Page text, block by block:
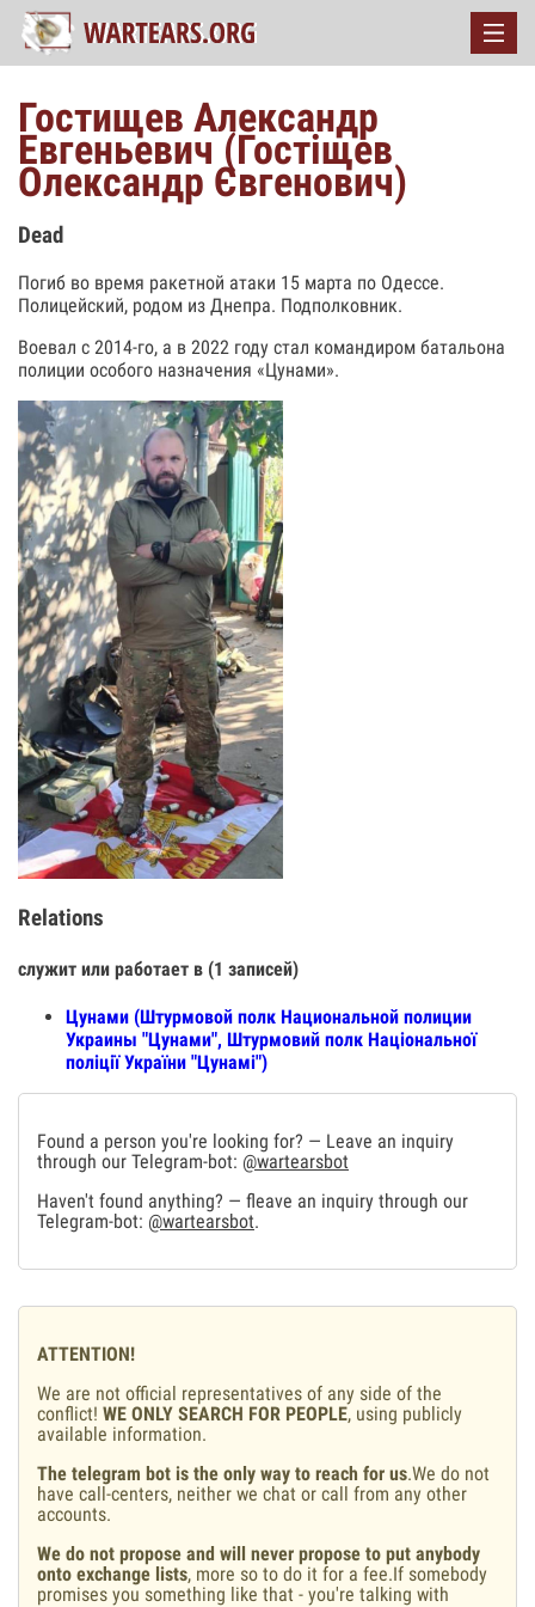
Гостищев Александр
Евгеньевич (Гостіщев
Олександр Євгенович)
Dead
Погиб во время ракетной атаки 15 марта по Одессе.
Полицейский, родом из Днепра. Подполковник.
Воевал с 2014-го, а в 2022 году стал командиром батальона
полиции особого назначения «Цунами».
Relations
служит или работает в (1 записей)
Цунами (Штурмовой полк Национальной полиции
Украины "Цунами", Штурмовий полк Національної
поліції України "Цунамі")
Found a person you're looking for? — Leave an inquiry
through our Telegram-bot: @wartearsbot
Haven't found anything? — fleave an inquiry through our
Telegram-bot: @wartearsbot.
ATTENTION!
We are not official representatives of any side of the
conflict! WE ONLY SEARCH FOR PEOPLE, using publicly
available information.
The telegram bot is the only way to reach for us.We do not
have call-centers, neither we chat or call from any other
accounts.
We do not propose and will never propose to put anybody
onto exchange lists, more so to do it for a fee.If somebody
promises you something like that - you're talking with